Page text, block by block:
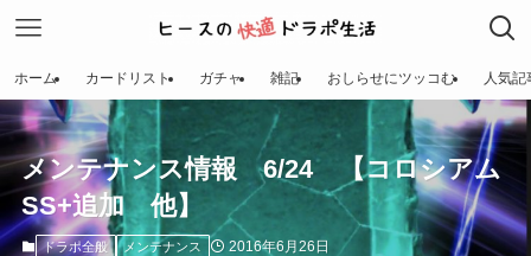
ホーム カードリスト ガチャ 雑記 おしらせにツッコむ 人気記
メンテナンス情報 6/24 【コロシアム
SS+追加 他】
ドラポ全般 メンテナンス 2016年6月26日